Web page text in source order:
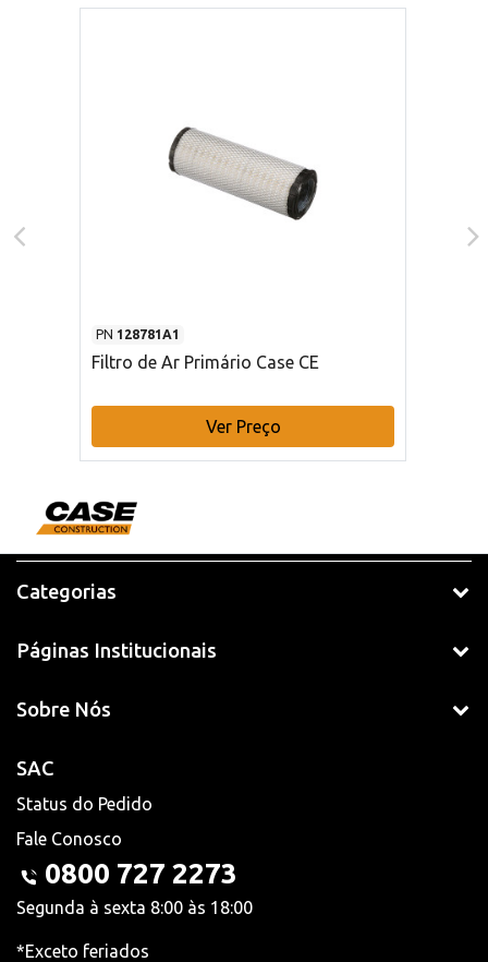
PN 128781A1
Filtro de Ar Primário Case CE
Ver Preço
Categorias
Páginas Institucionais
Sobre Nós
SAC
Status do Pedido
Fale Conosco
0800 727 2273
Segunda à sexta 8:00 às 18:00
*Exceto feriados